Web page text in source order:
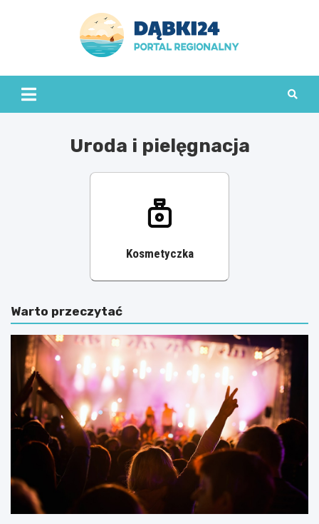
dabki24.pl
Uroda i pielęgnacja
Kosmetyczka
Warto przeczytać